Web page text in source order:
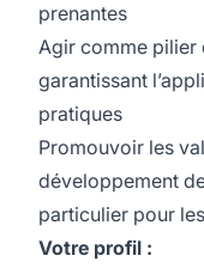
prenantes
Agir comme pilier
garantissant
pratiques
Promouvoir les
développement
particulier pour
Votre profil :